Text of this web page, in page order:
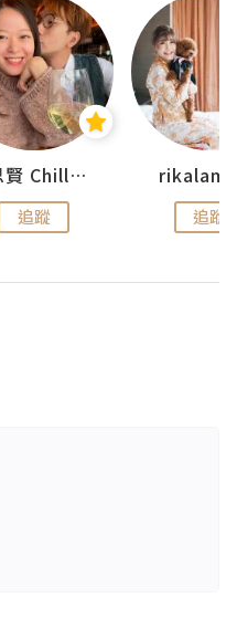
思思賢 ChillMyBabe
追蹤 追蹤